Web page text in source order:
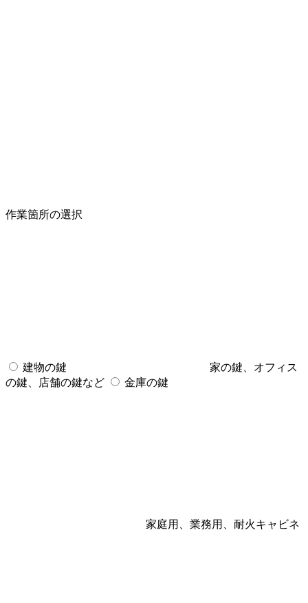
作業箇所の選択
建物の鍵
家の鍵、オフィス
の鍵、店舗の鍵など
金庫の鍵
家庭用、業務用、耐火キャビネ